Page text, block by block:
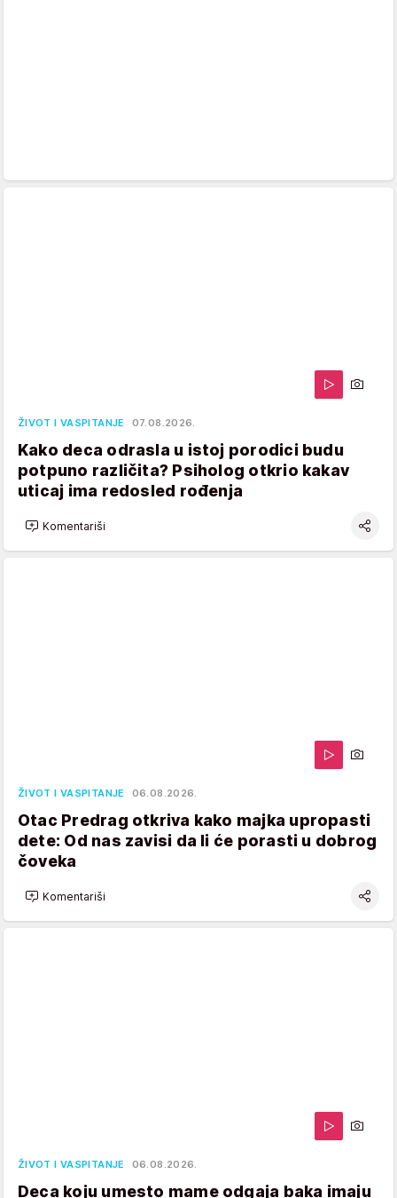
ŽIVOT I VASPITANJE 07.08.2026.
Kako deca odrasla u istoj porodici budu
potpuno različita? Psiholog otkrio kakav
uticaj ima redosled rođenja
Komentariši
ŽIVOT I VASPITANJE 06.08.2026.
Otac Predrag otkriva kako majka upropasti
dete: Od nas zavisi da li će porasti u dobrog
čoveka
Komentariši
ŽIVOT I VASPITANJE 06.08.2026.
Deca koju umesto mame odgaja baka imaju